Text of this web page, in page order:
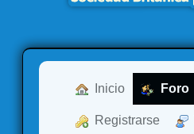
Inicio Foro
Registrarse